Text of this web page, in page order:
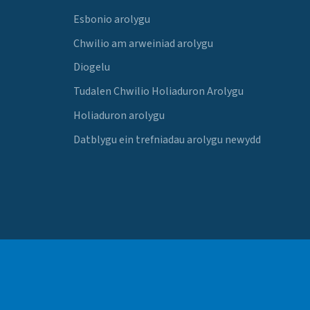
Esbonio arolygu
Chwilio am arweiniad arolygu
Diogelu
Tudalen Chwilio Holiaduron Arolygu
Holiaduron arolygu
Datblygu ein trefniadau arolygu newydd